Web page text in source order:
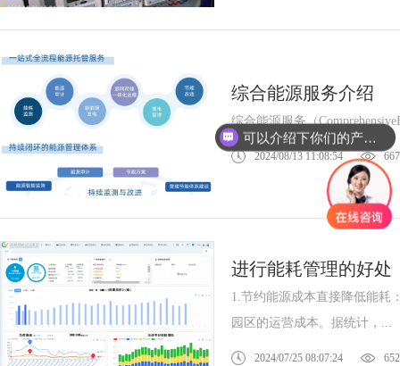
综合能源服务介绍
综合能源服务（
2024/08/13 11:08:54
进行能耗管理的好处
1.节约能源成本直接降低能耗
园区的运营成本。据统计，...
2024/07/25 08:07:24
可以介绍下你们的产品么？